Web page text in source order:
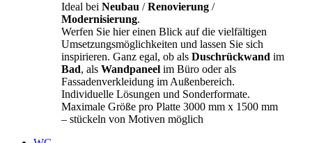
Ideal bei Neubau /Renovierung /
Modernisierung.
Werfen Sie hier einen Blick auf die vielfältigen
Umsetzungsmöglichkeiten und lassen Sie sich
inspirieren. Ganz egal, ob als Duschrückwand im
Bad, als Wandpaneel im Büro oder als
Fassadenverkleidung im Außenbereich.
Individuelle Lösungen und Sonderformate.
Maximale Größe pro Platte 3000 mm x 1500 mm
– stückeln von Motiven möglich